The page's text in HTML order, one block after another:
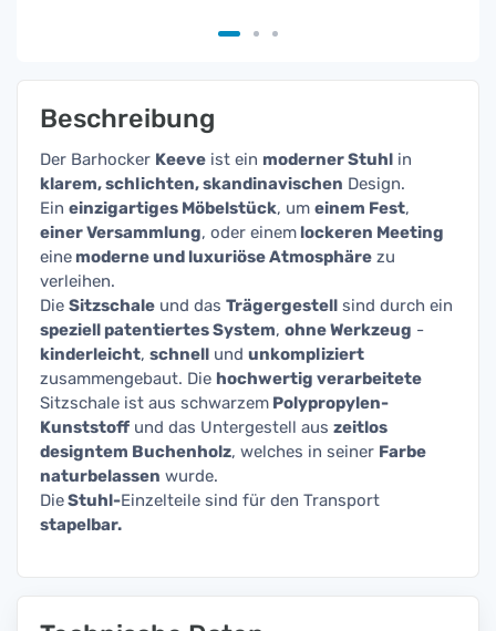
Beschreibung
Der Barhocker Keeve ist ein moderner Stuhl in
klarem, schlichten, skandinavischen Design.
Ein einzigartiges Möbelstück, um einem Fest,
einer Versammlung, oder einem lockeren Meeting
eine moderne und luxuriöse Atmosphäre zu
verleihen.
Die Sitzschale und das Trägergestell sind durch ein
speziell patentiertes System, ohne Werkzeug -
kinderleicht, schnell und unkompliziert
zusammengebaut. Die hochwertig verarbeitete
Sitzschale ist aus schwarzem Polypropylen-
Kunststoff und das Untergestell aus zeitlos
designtem Buchenholz, welches in seiner Farbe
naturbelassen wurde.
DieStuhl-Einzelteile sind für den Transport
stapelbar.